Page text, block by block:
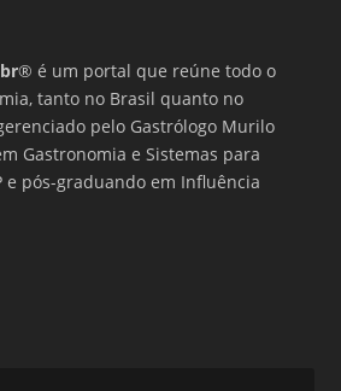
® é um portal que reúne todo o
tanto no Brasil quanto no
pelo Gastrólogo Murilo
Gastronomia e Sistemas para
e pós-graduando em Influência